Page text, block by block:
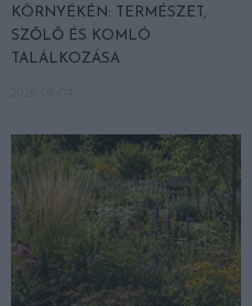
KÖRNYÉKÉN: TERMÉSZET,
SZŐLŐ ÉS KOMLÓ
TALÁLKOZÁSA